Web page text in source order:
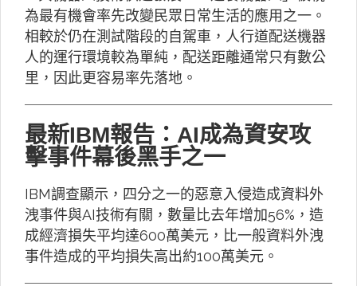
為最有機會率先改變民眾日常生活的應用之一。
相較於仍在測試階段的自駕車，人行道配送機器
人的運行環境較為單純，配送距離通常只有數公
里，因此更容易率先落地。
最新IBM報告：AI成為資安攻
擊事件幕後黑手之一
IBM調查顯示，四分之一的惡意入侵造成資料外
洩事件與AI技術有關，數量比去年增加56%，造
成經濟損失平均達600萬美元，比一般資料外洩
事件造成的平均損失高出約100萬美元。